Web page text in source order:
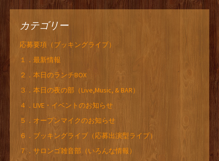
カテゴリー
応募要項（ブッキングライブ）
１．最新情報
２．本日のランチBOX
３．本日の夜の部（Live,Music, & BAR）
４．LIVE・イベントのお知らせ
５．オープンマイクのお知らせ
６．ブッキングライブ（応募出演型ライブ）
７．サロンゴ雑音部（いろんな情報）